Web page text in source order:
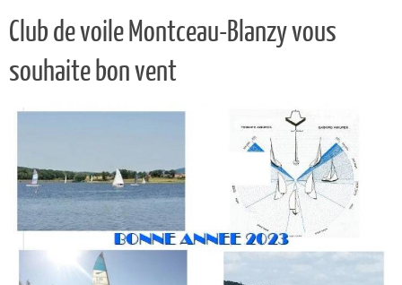
Club de voile Montceau-Blanzy vous
souhaite bon vent